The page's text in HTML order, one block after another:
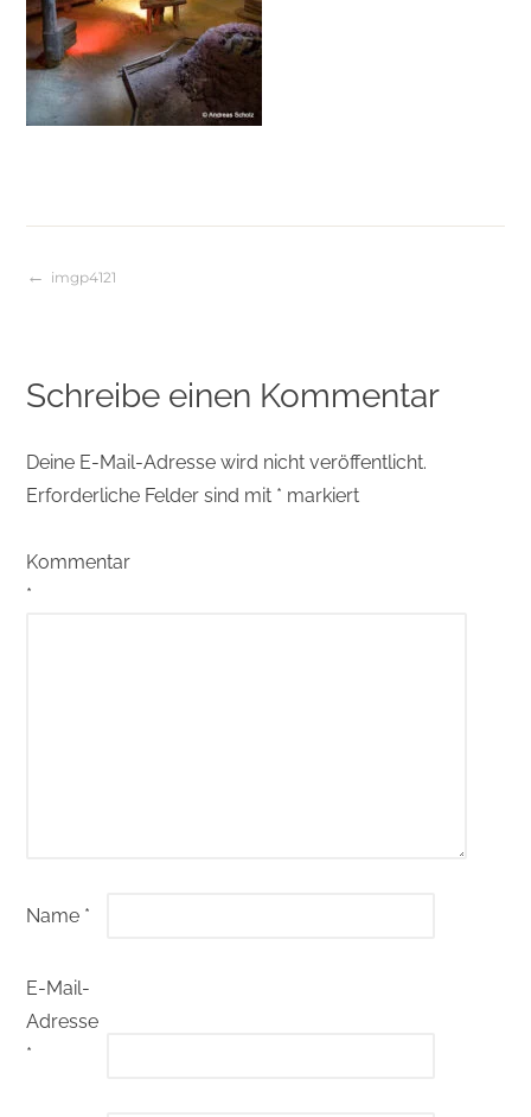
Beitragsnavigation
imgp4121
Schreibe einen Kommentar
Deine E-Mail-Adresse wird nicht veröffentlicht.
Erforderliche Felder sind mit * markiert
Kommentar
*
Name *
E-Mail-
Adresse
*